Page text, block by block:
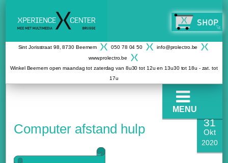
Sint Jorisstraat 98, 8730 Beernem 050 78 04 50
info@prolectro.be
www.prolectro.be
Winkel Beernem open maandag tot zaterdag van 8u30 tot 12u en 13u30 tot 18u - zat. tot
17u
31
Okt
2020
Computer afstand hulp
MENU